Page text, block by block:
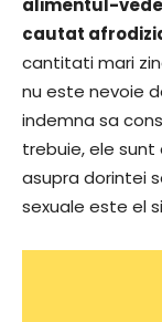
alimentul-
cautat
cantitati mari
nu este nevoie
indemna sa
trebuie, ele
asupra dorintei
sexuale este el